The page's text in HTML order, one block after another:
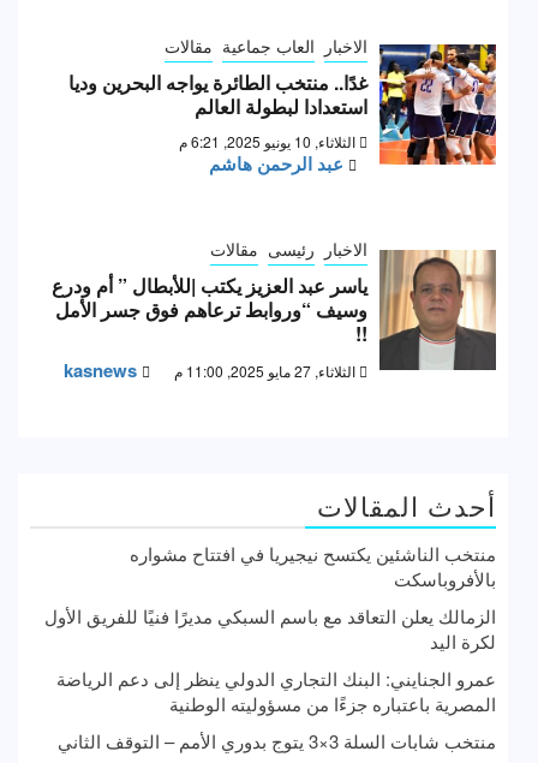
الاخبار العاب جماعية مقالات
غدًا.. منتخب الطائرة يواجه البحرين وديا
استعدادا لبطولة العالم
الثلاثاء, 10 يونيو 2025, 6:21 م
عبد الرحمن هاشم
الاخبار رئيسى مقالات
ياسر عبد العزيز يكتب |للأبطال ” أم ودرع
وسيف “وروابط ترعاهم فوق جسر الأمل
!!
الثلاثاء, 27 مايو 2025, 11:00 م kasnews
أحدث المقالات
منتخب الناشئين يكتسح نيجيريا في افتتاح مشواره
بالأفروباسكت
الزمالك يعلن التعاقد مع باسم السبكي مديرًا فنيًا للفريق الأول
لكرة اليد
عمرو الجنايني: البنك التجاري الدولي ينظر إلى دعم الرياضة
المصرية باعتباره جزءًا من مسؤوليته الوطنية
منتخب شابات السلة 3×3 يتوج بدوري الأمم – التوقف الثاني